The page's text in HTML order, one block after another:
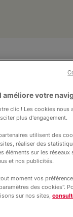
à
qui tiennent
et des
Parcours.
toute sa place
la formation
améliore votre
clic ! Les cookies nous
plus d'engagement.
utilisent des
réaliser des
éléments sur les réseaux
et nos publicités.
moment vos
des cookies".
sur nos sites,